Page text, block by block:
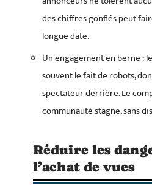
des chiffres gonflés peut
longue date.
Un engagement en berne :
souvent le fait de robots,
spectateur derrière. Le
communauté stagne, sans
Réduire les
l’achat de vues